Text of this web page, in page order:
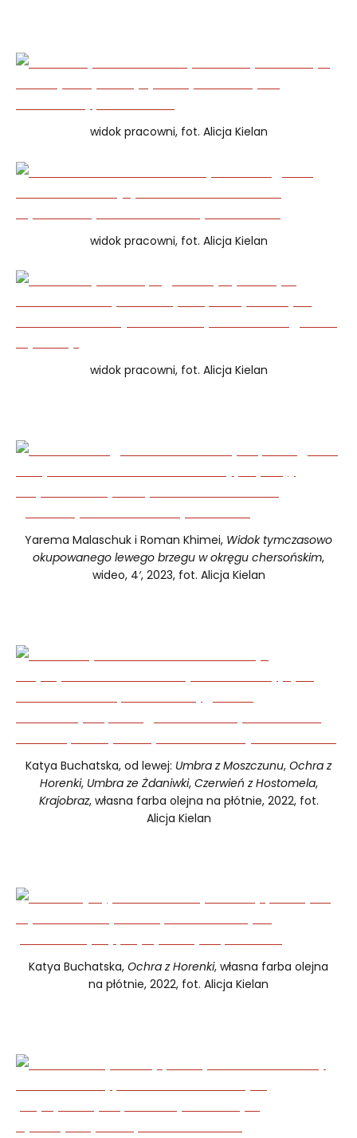
widok pracowni, fot. Alicja Kielan
widok pracowni, fot. Alicja Kielan
widok pracowni, fot. Alicja Kielan
Yarema Malaschuk i Roman Khimei, Widok tymczasowo
okupowanego lewego brzegu w okręgu chersońskim,
wideo, 4′, 2023, fot. Alicja Kielan
Katya Buchatska, od lewej: Umbra z Moszczunu, Ochra z
Horenki, Umbra ze Żdaniwki,Czerwień z Hostomela,
Krajobraz, własna farba olejna na płótnie, 2022, fot.
Alicja Kielan
Katya Buchatska, Ochra z Horenki, własna farba olejna
na płótnie, 2022, fot. Alicja Kielan